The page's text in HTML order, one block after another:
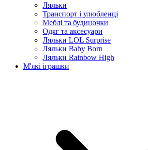
Ляльки
Транспорт і улюбленці
Меблі та будиночки
Одяг та аксесуари
Ляльки LOL Surprise
Ляльки Baby Born
Ляльки Rainbow High
М'які іграшки